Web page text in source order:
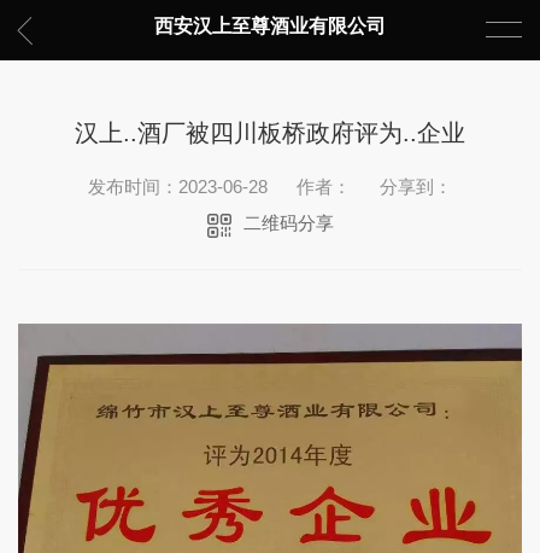
西安汉上至尊酒业有限公司
汉上..酒厂被四川板桥政府评为..企业
发布时间：2023-06-28 作者：
分享到：
二维码分享